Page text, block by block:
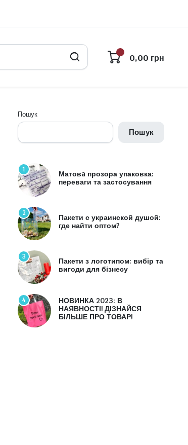
0,00 грн
Пошук
Пошук
1
Матовa прозора упаковка:
переваги та застосування
2
Пакети с украинской душой:
где найти оптом?
3
Пакети з логотипом: вибір та
вигоди для бізнесу
4
НОВИНКА 2023: В
НАЯВНОСТІ! ДІЗНАЙСЯ
БІЛЬШЕ ПРО ТОВАР!